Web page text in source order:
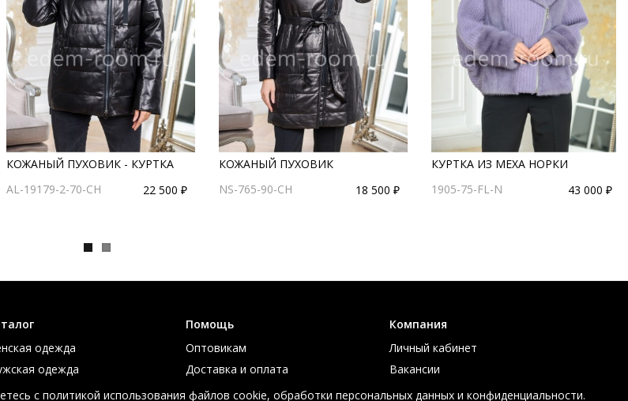
КОЖАНЫЙ ПУХОВИК - КУРТКА
AL-19179-2-70-CH
22 500 ₽
КОЖАНЫЙ ПУХОВИК
NS-765-90-CH
18 500 ₽
КУРТКА ИЗ МЕХА НОРКИ
1905-75-FL-N
43 000 ₽
одежда
одежда
размеры
Помощь
Оптовикам
Доставка и оплата
Таблица размеров
Компания
Личный кабинет
Вакансии
Контакты
с политикой использования файлов cookie, обработки персональных данных и конфиденциальности.